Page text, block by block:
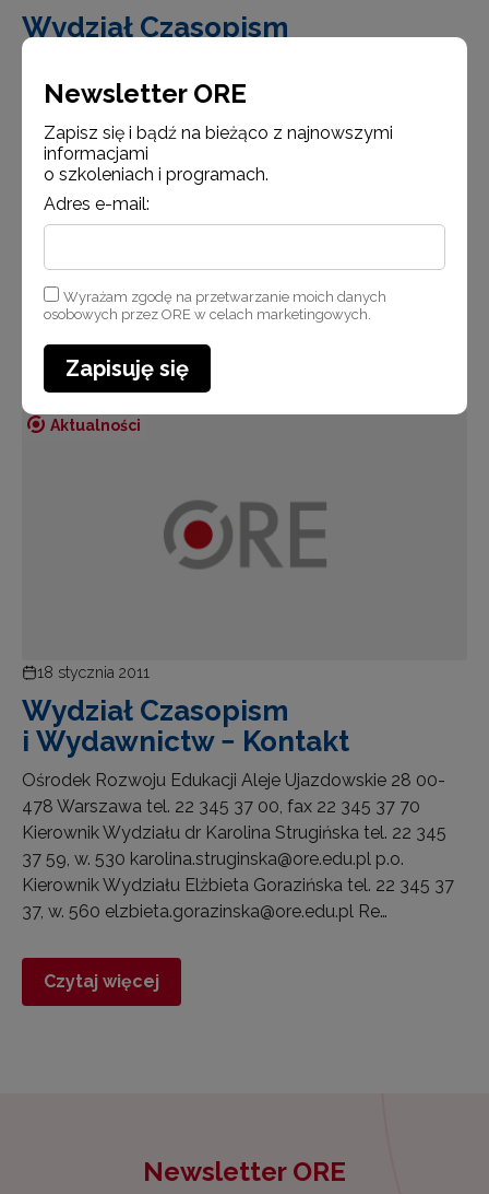
Wydział Czasopism
i Wydawnictw − zadania
Wydział Czasopism i Wydawnictw publikuje książki
i inne materiały edukacyjne z zakresu zarządzania
w oświacie, poradnictwa psychologiczno-
pedagogicznego, wychowania i profilaktyki, edukacji
historycznej, społecznej i obywatelskiej, edukacji
prawnej, edukacji językowej,…
Czytaj więcej
Aktualności
18 stycznia 2011
Wydział Czasopism
i Wydawnictw − Kontakt
Ośrodek Rozwoju Edukacji Aleje Ujazdowskie 28 00-
478 Warszawa tel. 22 345 37 00, fax 22 345 37 70
Kierownik Wydziału dr Karolina Strugińska tel. 22 345
37 59, w. 530 karolina.struginska@ore.edu.pl p.o.
Kierownik Wydziału Elżbieta Gorazińska tel. 22 345 37
37, w. 560 elzbieta.gorazinska@ore.edu.pl Re…
Czytaj więcej
Newsletter ORE
Newsletter ORE
Zapisz się i bądź na bieżąco z najnowszymi
informacjami
o szkoleniach i programach.
Adres e-mail:
Wyrażam zgodę na przetwarzanie moich danych
osobowych przez ORE w celach marketingowych.
Zapisuję się